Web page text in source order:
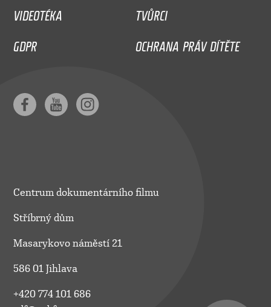
VIDEOTÉKA
TVŮRCI
GDPR
OCHRANA PRÁV DÍTĚTE
Centrum dokumentárního filmu
Stříbrný dům
Masarykovo náměstí 21
586 01 Jihlava
+420 774 101 686